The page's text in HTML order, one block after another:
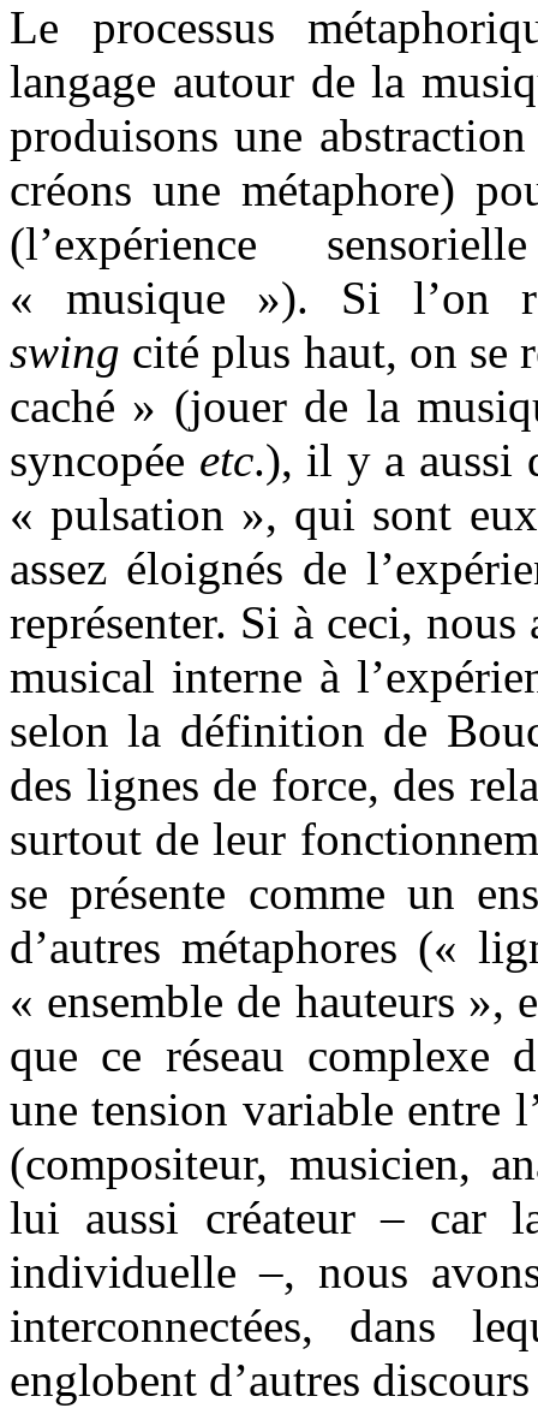
Le processus
langage autour de la
produisons une
créons une métaphore)
(l’expérience
« musique »). Si l’on
swing cité plus haut, on se
caché » (jouer de la
syncopée etc.), il y a aussi
« pulsation », qui sont
assez éloignés de
représenter. Si à ceci, nous
musical interne à
selon la définition de
des lignes de force, des
surtout de leur
se présente comme un
d’autres métaphores («
« ensemble de hauteurs »,
que ce réseau complexe
une tension variable entre
(compositeur, musicien,
lui aussi créateur – car
individuelle –, nous
interconnectées, dans
englobent d’autres